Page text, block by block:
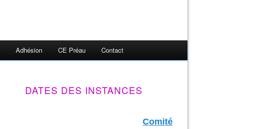
Adhésion CE Préau Contact
DATES DES INSTANCES
Comité